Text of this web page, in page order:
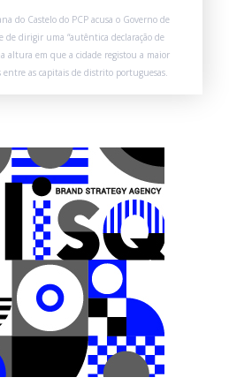
do Castelo do PCP acusa o Governo de
de dirigir uma “autêntica declaração de
altura em que a cidade registou a maior
entre as capitais de distrito portuguesas.